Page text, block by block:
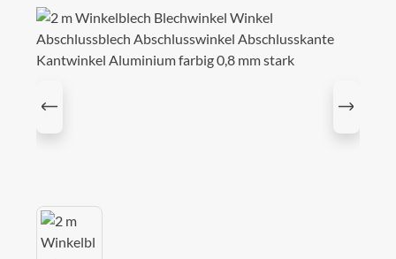
Bildergalerie überspringen